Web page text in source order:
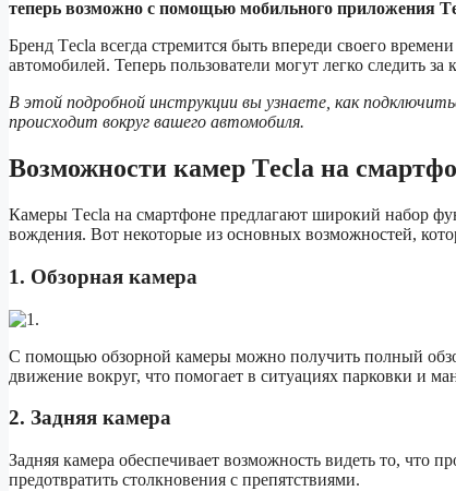
теперь возможно с помощью мобильного приложения
Бренд Tесla всегда стремится быть впереди своего
автомобилей. Теперь пользователи могут легко следить
В этой подробной инструкции вы узнаете, как
происходит вокруг вашего автомобиля.
Возможности камер Tесla на
Камеры Tесla на смартфоне предлагают широкий набор
вождения. Вот некоторые из основных возможностей,
1. Обзорная камера
С помощью обзорной камеры можно получить полный
движение вокруг, что помогает в ситуациях парковки и
2. Задняя камера
Задняя камера обеспечивает возможность видеть то, что
предотвратить столкновения с препятствиями.